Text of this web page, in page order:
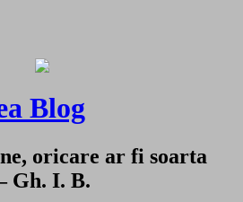
Blog
oricare ar fi soarta
Gh. I. B.